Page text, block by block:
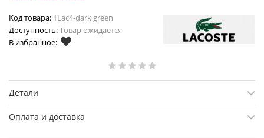
Код товара: 1Lac4-dark green
Доступность:Товар ожидается
В избранное:
Детали
Оплата и доставка